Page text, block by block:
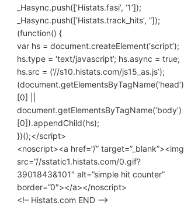
_Hasync.push([‘Histats.fasi’, ‘1’]);
_Hasync.push([‘Histats.track_hits’, ”]);
(function() {
var hs = document.createElement(‘script’);
hs.type = ‘text/javascript’; hs.async = true;
hs.src = (‘//s10.histats.com/js15_as.js’);
(document.getElementsByTagName(‘head’)
[0] ||
document.getElementsByTagName(‘body’)
[0]).appendChild(hs);
})();</script>
<noscript><a href=”/” target=”_blank”><img
src=”//sstatic1.histats.com/0.gif?
3901843&101″ alt=”simple hit counter”
border=”0″></a></noscript>
<!– Histats.com END –>